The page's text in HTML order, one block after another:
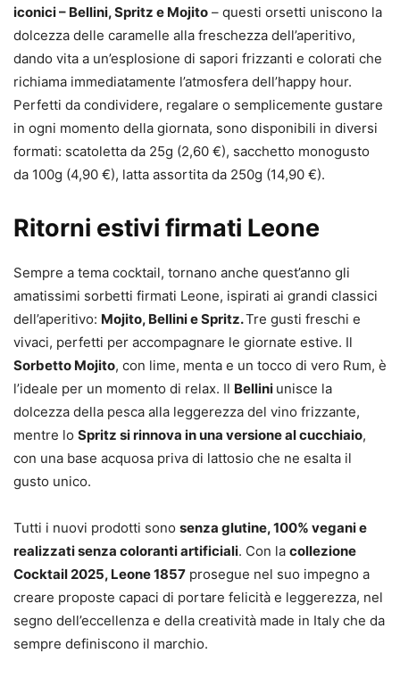
iconici – Bellini, Spritz e Mojito – questi orsetti uniscono la
dolcezza delle caramelle alla freschezza dell’aperitivo,
dando vita a un’esplosione di sapori frizzanti e colorati che
richiama immediatamente l’atmosfera dell’happy hour.
Perfetti da condividere, regalare o semplicemente gustare
in ogni momento della giornata, sono disponibili in diversi
formati: scatoletta da 25g (2,60 €), sacchetto monogusto
da 100g (4,90 €), latta assortita da 250g (14,90 €).
Ritorni estivi firmati Leone
Sempre a tema cocktail, tornano anche quest’anno gli
amatissimi sorbetti firmati Leone, ispirati ai grandi classici
dell’aperitivo: Mojito, Bellini e Spritz.Tre gusti freschi e
vivaci, perfetti per accompagnare le giornate estive. Il
Sorbetto Mojito, con lime, menta e un tocco di vero Rum, è
l’ideale per un momento di relax. Il Bellini unisce la
dolcezza della pesca alla leggerezza del vino frizzante,
mentre lo Spritz si rinnova in una versione al cucchiaio,
con una base acquosa priva di lattosio che ne esalta il
gusto unico.
Tutti i nuovi prodotti sono senza glutine, 100% vegani e
realizzati senza coloranti artificiali. Con la collezione
Cocktail 2025, Leone 1857 prosegue nel suo impegno a
creare proposte capaci di portare felicità e leggerezza, nel
segno dell’eccellenza e della creatività made in Italy che da
sempre definiscono il marchio.